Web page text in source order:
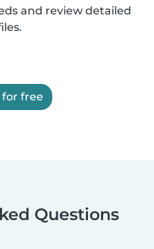
and review detailed
free
Questions